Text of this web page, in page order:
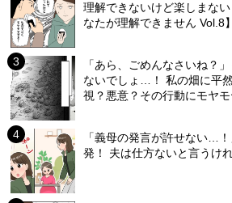
理解できないけど楽しまな
なたが理解できません Vol.8】
「あら、ごめんなさいね？
ないでしょ…！ 私の畑に平
視？悪意？その行動にモヤ
「義母の発言が許せない…
発！ 夫は仕方ないと言うけ